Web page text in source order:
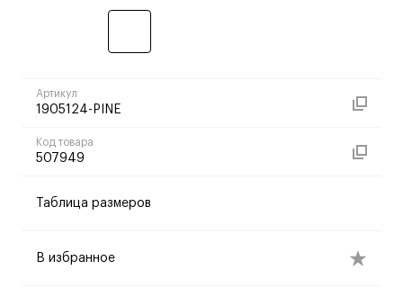
Артикул
1905124-PINE
Код товара
507949
Таблица размеров
В избранное